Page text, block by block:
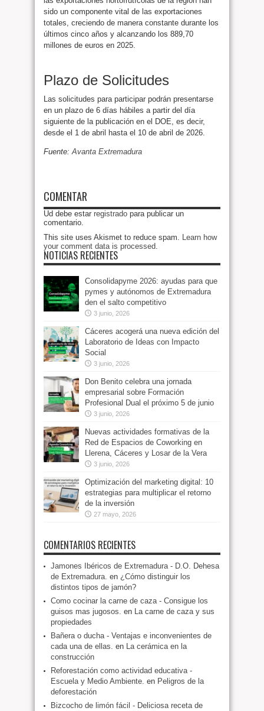
sido un componente vital de las exportaciones
totales, creciendo de manera constante durante los
últimos cinco años y alcanzando los 889,70
millones de euros en 2025.
Plazo de Solicitudes
Las solicitudes para participar podrán presentarse
en un plazo de 6 días hábiles a partir del día
siguiente de la publicación en el DOE, es decir,
desde el 1 de abril hasta el 10 de abril de 2026.
Fuente:Avanta Extremadura
COMENTAR
Ud debe estar registrado para publicar un
comentario.
This site uses Akismet to reduce spam. Learn how
your comment data is processed.
NOTICIAS RECIENTES
Consolidapyme 2026: ayudas para que
pymes y autónomos de Extremadura
den el salto competitivo
3 junio, 2026
Cáceres acogerá una nueva edición del
Laboratorio de Ideas con Impacto
Social
3 junio, 2026
Don Benito celebra una jornada
empresarial sobre Formación
Profesional Dual el próximo 5 de junio
3 junio, 2026
Nuevas actividades formativas de la
Red de Espacios de Coworking en
Llerena, Cáceres y Losar de la Vera
3 junio, 2026
Optimización del marketing digital: 10
estrategias para multiplicar el retorno
de la inversión
27 mayo, 2026
COMENTARIOS RECIENTES
Jamones Ibéricos de Extremadura - D.O. Dehesa
de Extremadura. en ¿Cómo distinguir los
distintos tipos de jamón?
Como cocinar la carne de caza - Consigue los
guisos mas jugosos. en La carne de caza y sus
propiedades
Bañera o ducha - Ventajas e inconvenientes de
cada una de ellas. en La cerámica en la
construcción
Reforestación como actividad educativa -
Escuela y Medio Ambiente. en Peligros de la
deforestación
Bizcocho de limón fácil - Deliciosa receta de